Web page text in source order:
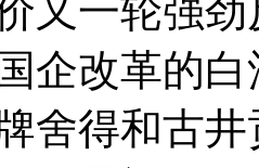
又一轮强
企改革的
舍得和古